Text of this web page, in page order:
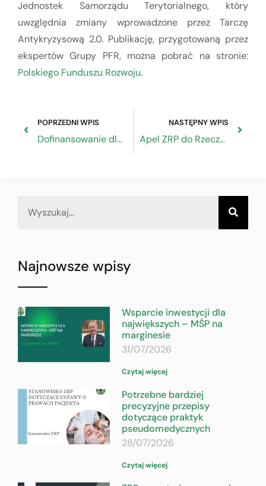
Jednostek Samorządu Terytorialnego, który
uwzględnia zmiany wprowadzone przez Tarczę
Antykryzysową 2.0. Publikację, przygotowaną przez
ekspertów Grupy PFR, można pobrać na stronie:
Polskiego Funduszu Rozwoju.
POPRZEDNI WPIS
Dofinansowanie dla organizacji pozarządowych – Odpowiedzi na pytania rzemieślników
NASTĘPNY WPIS
Apel ZRP do Rzecznika MŚP o ogłoszenie daty zakończenia ograniczeń dla firm
Najnowsze wpisy
Wsparcie inwestycji dla
największych – MŚP na
marginesie
31/07/2026
Czytaj więcej
Potrzebne bardziej
precyzyjne przepisy
dotyczące praktyk
pseudomedycznych
28/07/2026
Czytaj więcej